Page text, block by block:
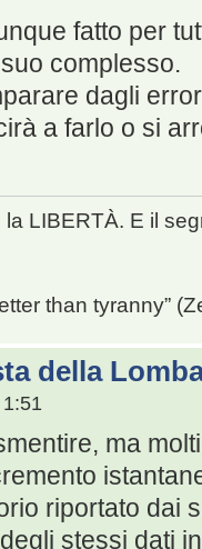
fatto per
complesso.
dagli
a farlo o si
LIBERTÀ. E il
than tyranny”
della
ma
riportato dai
stessi dati